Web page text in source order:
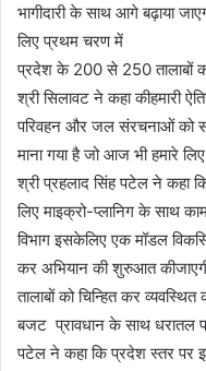
भागीदारी के साथ आगे बढ़ाया
लिए प्रथम चरण में
प्रदेश के 200 से 250 तालाबों
श्री सिलावट ने कहा कीहमारी
परिवहन और जल संरचनाओं को
माना गया है जो आज भी हमारे
श्री प्रहलाद सिंह पटेल ने कहा
लिए माइक्रो-प्लानिग के साथ
विभाग इसकेलिए एक मॉडल
कर अभियान की शुरुआत
तालाबों को चिन्हित कर
बजट प्रावधान के साथ धरातल
पटेल ने कहा कि प्रदेश स्तर पर